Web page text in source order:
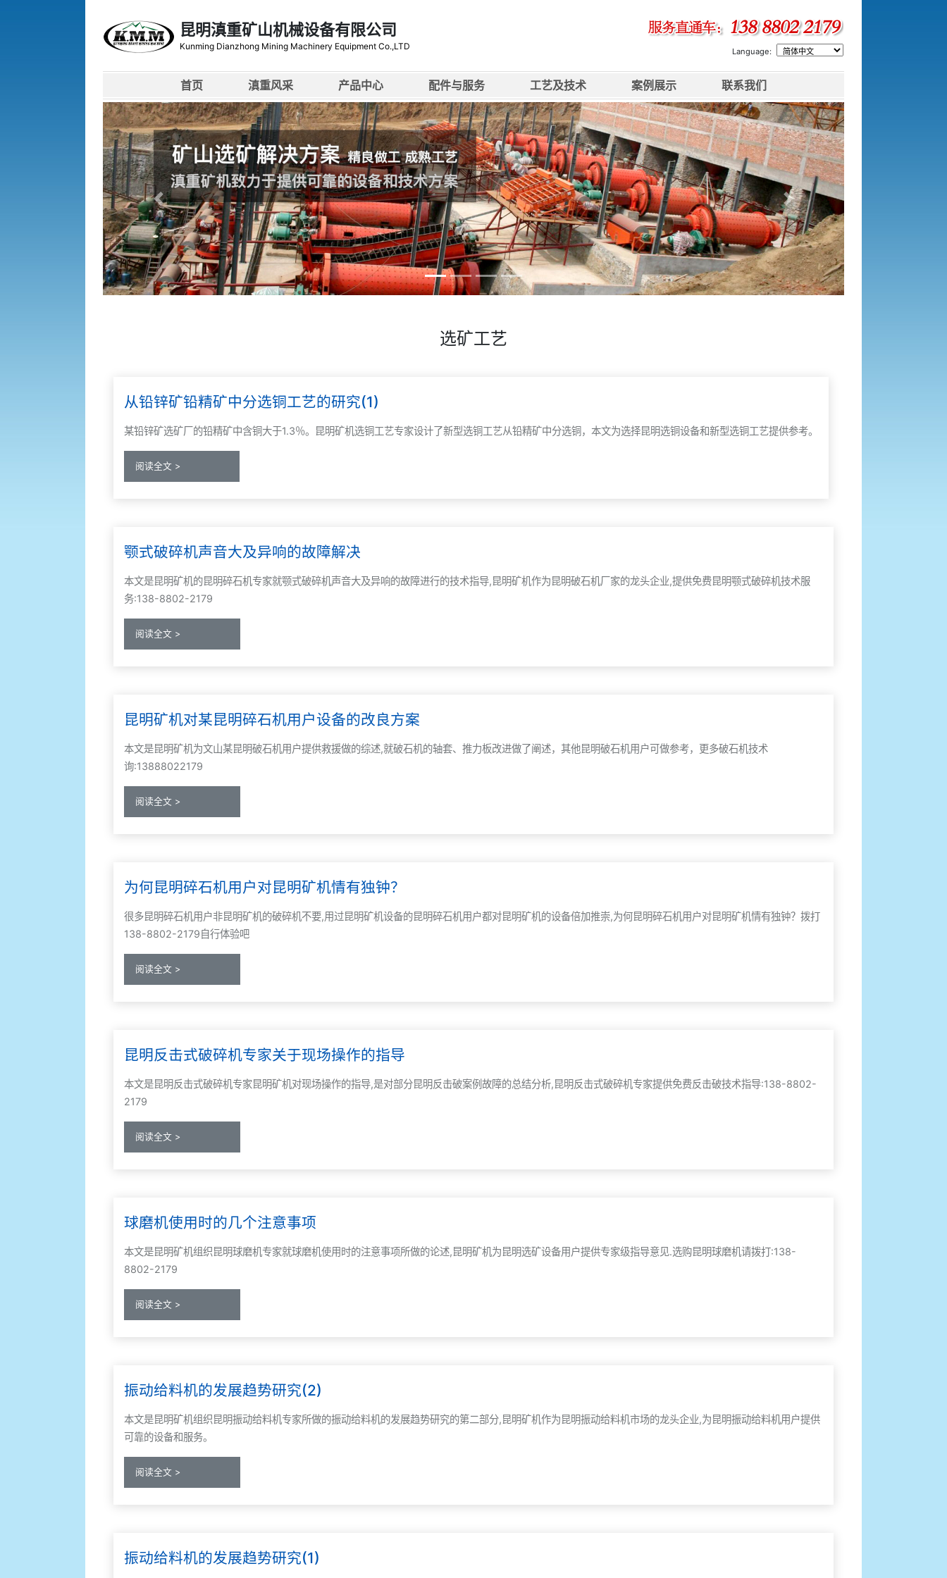
昆明滇重矿山机械设备有限公司
Kunming Dianzhong Mining Machinery Equipment Co.,LTD
Language:
首页 滇重风采 产品中心 配件与服务 工艺及技术 案例展示 联系我们
上一张 下一张
选矿工艺
从铅锌矿铅精矿中分选铜工艺的研究(1)
某铅锌矿选矿厂的铅精矿中含铜大于1.3％。昆明矿机选铜工艺专家设计了新型选铜工艺从铅精矿中分选铜，本文为选择昆明选铜设备和新型选铜工艺提供参考。
阅读全文 >
颚式破碎机声音大及异响的故障解决
本文是昆明矿机的昆明碎石机专家就颚式破碎机声音大及异响的故障进行的技术指导,昆明矿机作为昆明破石机厂家的龙头企业,提供免费昆明颚式破碎机技术服
务:138-8802-2179
阅读全文 >
昆明矿机对某昆明碎石机用户设备的改良方案
本文是昆明矿机为文山某昆明破石机用户提供救援做的综述,就破石机的轴套、推力板改进做了阐述，其他昆明破石机用户可做参考，更多破石机技术
询:13888022179
阅读全文 >
为何昆明碎石机用户对昆明矿机情有独钟？
很多昆明碎石机用户非昆明矿机的破碎机不要,用过昆明矿机设备的昆明碎石机用户都对昆明矿机的设备倍加推崇,为何昆明碎石机用户对昆明矿机情有独钟？拨打
138-8802-2179自行体验吧
阅读全文 >
昆明反击式破碎机专家关于现场操作的指导
本文是昆明反击式破碎机专家昆明矿机对现场操作的指导,是对部分昆明反击破案例故障的总结分析,昆明反击式破碎机专家提供免费反击破技术指导:138-8802-
2179
阅读全文 >
球磨机使用时的几个注意事项
本文是昆明矿机组织昆明球磨机专家就球磨机使用时的注意事项所做的论述,昆明矿机为昆明选矿设备用户提供专家级指导意见.选购昆明球磨机请拨打:138-
8802-2179
阅读全文 >
振动给料机的发展趋势研究(2)
本文是昆明矿机组织昆明振动给料机专家所做的振动给料机的发展趋势研究的第二部分,昆明矿机作为昆明振动给料机市场的龙头企业,为昆明振动给料机用户提供
可靠的设备和服务。
阅读全文 >
振动给料机的发展趋势研究(1)